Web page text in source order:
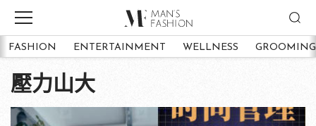
FASHION ENTERTAINMENT WELLNESS GROOMING
壓力山大